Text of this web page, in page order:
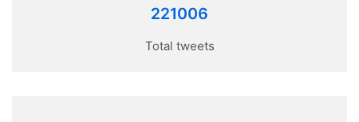
221006
Total tweets